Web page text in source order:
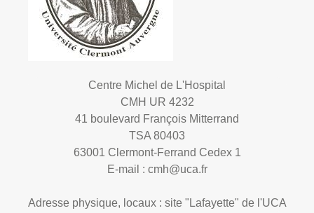
Centre Michel de L'Hospital
CMH UR 4232
41 boulevard François Mitterrand
TSA 80403
63001 Clermont-Ferrand Cedex 1
E-mail : cmh@uca.fr
Adresse physique, locaux : site "Lafayette" de l'UCA